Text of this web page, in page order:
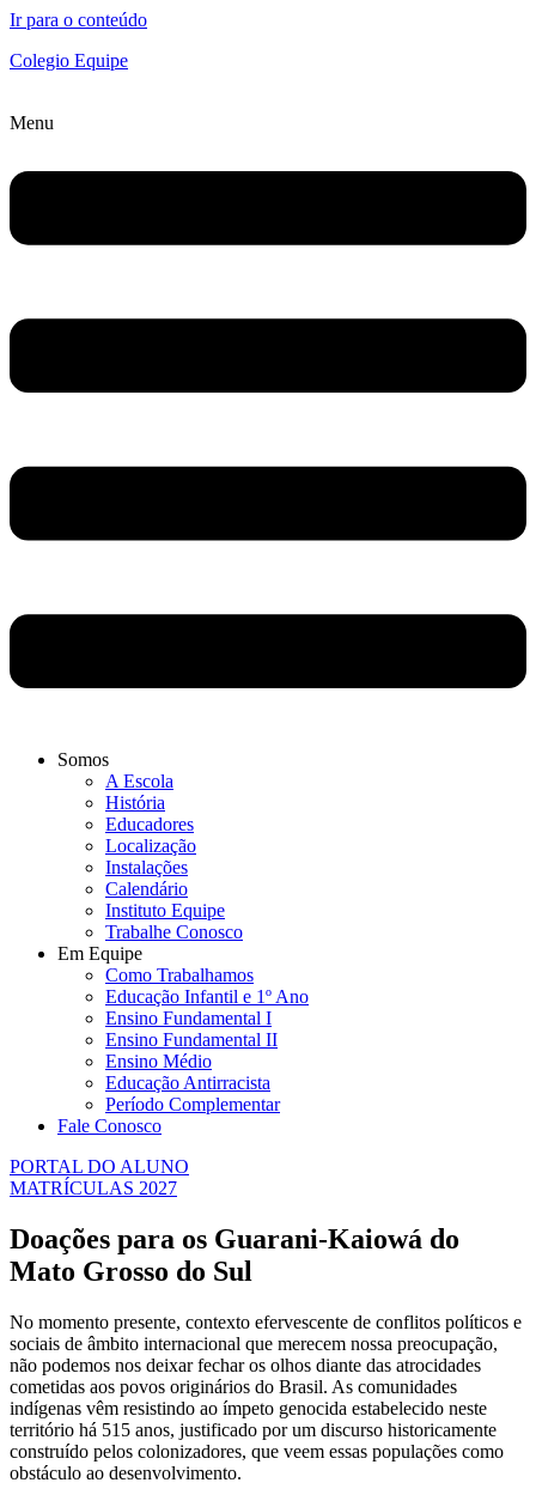
Ir para o conteúdo
Colegio Equipe
Menu
Somos
A Escola
História
Educadores
Localização
Instalações
Calendário
Instituto Equipe
Trabalhe Conosco
Em Equipe
Como Trabalhamos
Educação Infantil e 1º Ano
Ensino Fundamental I
Ensino Fundamental II
Ensino Médio
Educação Antirracista
Período Complementar
Fale Conosco
PORTAL DO ALUNO
MATRÍCULAS 2027
Doações para os Guarani-Kaiowá do
Mato Grosso do Sul
No momento presente, contexto efervescente de conflitos políticos e
sociais de âmbito internacional que merecem nossa preocupação,
não podemos nos deixar fechar os olhos diante das atrocidades
cometidas aos povos originários do Brasil. As comunidades
indígenas vêm resistindo ao ímpeto genocida estabelecido neste
território há 515 anos, justificado por um discurso historicamente
construído pelos colonizadores, que veem essas populações como
obstáculo ao desenvolvimento.